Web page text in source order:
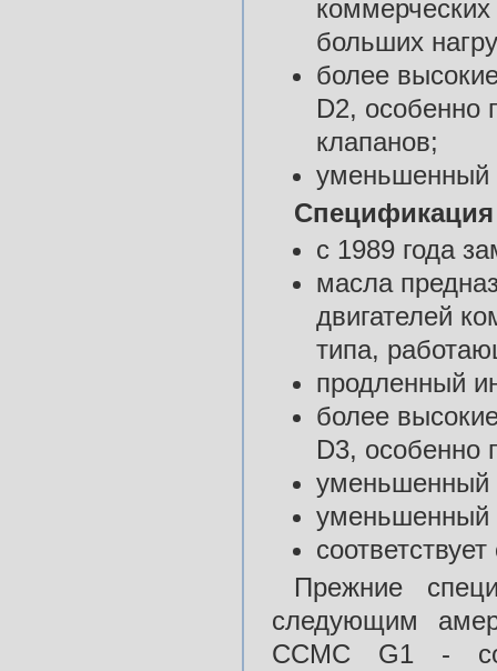
больших
более
D2, особенно
клапанов;
уменьшенный
Спецификация
с 1989 года
масла
двигателей
типа,
продленный
более
D3, особенно
уменьшенный
уменьшенный
Прежние
следующим
CCMC G1 -